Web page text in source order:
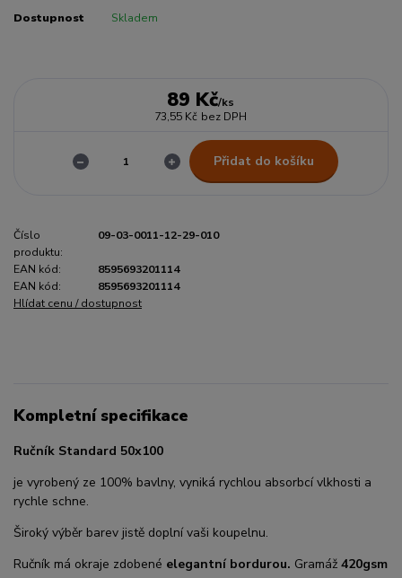
Dostupnost Skladem
89 Kč/ks
73,55 Kč bez DPH
Přidat do košíku
Číslo
produktu:
09-03-0011-12-29-010
EAN kód:
8595693201114
EAN kód:
8595693201114
Hlídat cenu / dostupnost
Kompletní specifikace
Ručník Standard 50x100
je vyrobený ze 100% bavlny, vyniká rychlou absorbcí vlkhosti a
rychle schne.
Široký výběr barev jistě doplní vaši koupelnu.
Ručník má okraje zdobené elegantní bordurou. Gramáž 420gsm